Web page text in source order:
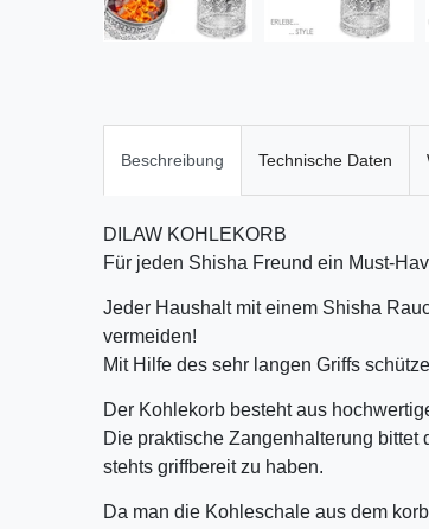
Beschreibung Technische Daten
DILAW KOHLEKORB
Für jeden Shisha Freund ein Must-
Jeder Haushalt mit einem Shisha
vermeiden!
Mit Hilfe des sehr langen Griffs
Der Kohlekorb besteht aus
Die praktische Zangenhalterung
stehts griffbereit zu haben.
Da man die Kohleschale aus dem